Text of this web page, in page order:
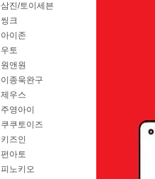
삼진/토이세븐
씽크
아이존
우토
원앤원
이종욱완구
제우스
주영아이
쿠쿠토이즈
키즈인
펀아토
피노키오